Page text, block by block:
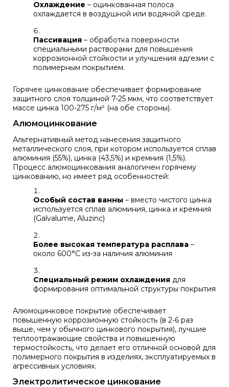
Охлаждение – оцинкованная полоса
охлаждается в воздушной или водяной среде.
Пассивация – обработка поверхности
специальными растворами для повышения
коррозионной стойкости и улучшения адгезии с
полимерным покрытием.
Горячее цинкование обеспечивает формирование
защитного слоя толщиной 7-25 мкм, что соответствует
массе цинка 100-275 г/м² (на обе стороны).
Алюмоцинкование
Альтернативный метод нанесения защитного
металлического слоя, при котором используется сплав
алюминия (55%), цинка (43,5%) и кремния (1,5%).
Процесс алюмоцинкования аналогичен горячему
цинкованию, но имеет ряд особенностей:
Особый состав ванны – вместо чистого цинка
используется сплав алюминия, цинка и кремния
(Galvalume, Aluzinc)
Более высокая температура расплава –
около 600°C из-за наличия алюминия
Специальный режим охлаждения для
формирования оптимальной структуры покрытия
Алюмоцинковое покрытие обеспечивает
повышенную коррозионную стойкость (в 2-6 раз
выше, чем у обычного цинкового покрытия), лучшие
теплоотражающие свойства и повышенную
термостойкость, что делает его отличной основой для
полимерного покрытия в изделиях, эксплуатируемых в
агрессивных условиях.
Электролитическое цинкование